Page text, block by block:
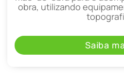
obra, utilizando
Saiba